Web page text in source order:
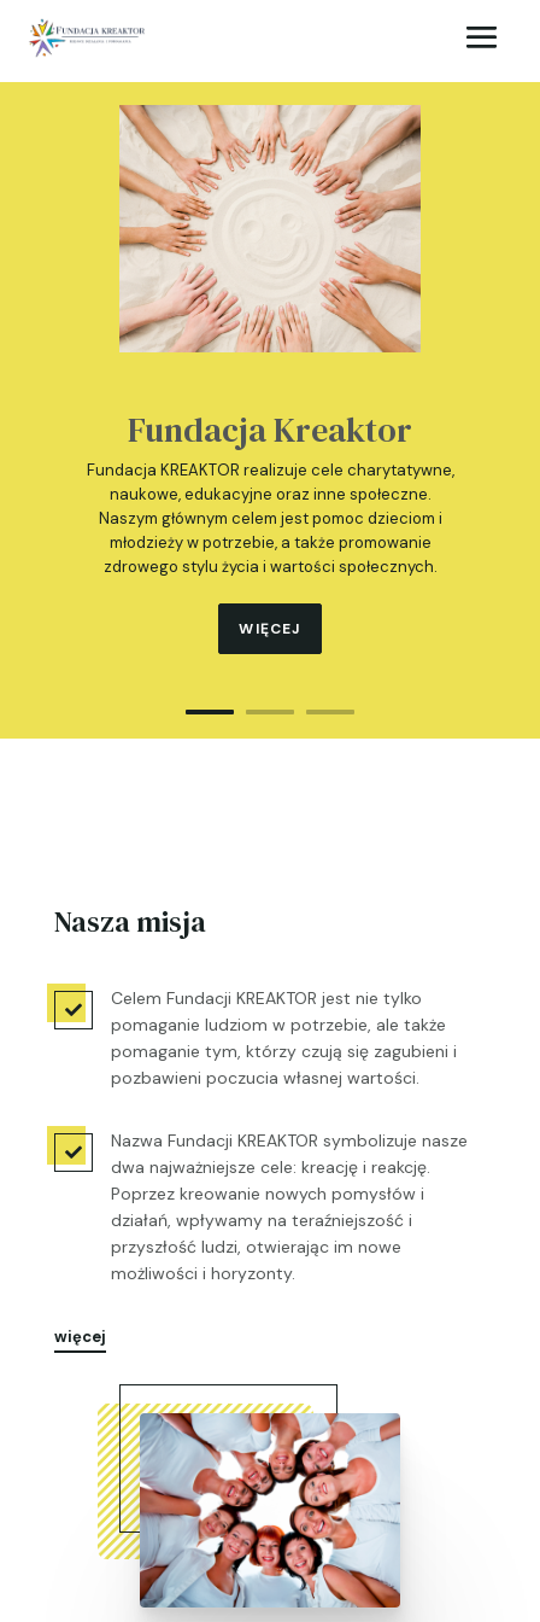
Fundacja Kreaktor
Fundacja KREAKTOR realizuje cele charytatywne,
naukowe, edukacyjne oraz inne społeczne.
Naszym głównym celem jest pomoc dzieciom i
młodzieży w potrzebie, a także promowanie
zdrowego stylu życia i wartości społecznych.
WIĘCEJ
Nasza misja

Celem Fundacji KREAKTOR jest nie tylko
pomaganie ludziom w potrzebie, ale także
pomaganie tym, którzy czują się zagubieni i
pozbawieni poczucia własnej wartości.

Nazwa Fundacji KREAKTOR symbolizuje nasze
dwa najważniejsze cele: kreację i reakcję.
Poprzez kreowanie nowych pomysłów i
działań, wpływamy na teraźniejszość i
przyszłość ludzi, otwierając im nowe
możliwości i horyzonty.
więcej